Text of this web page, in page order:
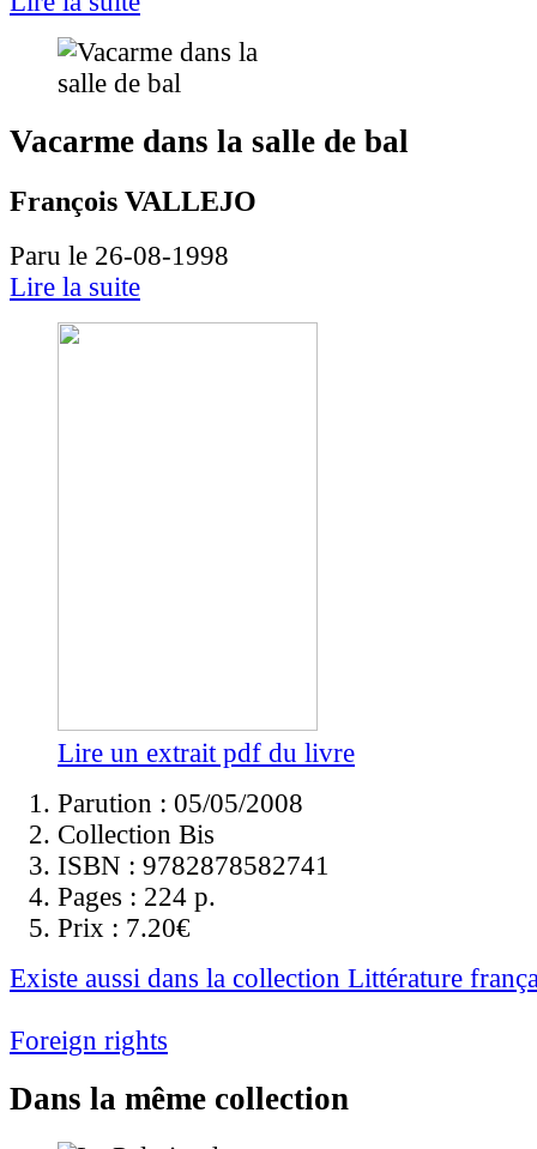
Vacarme dans la salle de bal
François VALLEJO
Paru le 26-08-1998
Lire la suite
Lire un extrait pdf du livre
Parution : 05/05/2008
Collection Bis
ISBN : 9782878582741
Pages : 224 p.
Prix : 7.20€
Existe aussi dans la collection Littérature
Foreign rights
Dans la même collection